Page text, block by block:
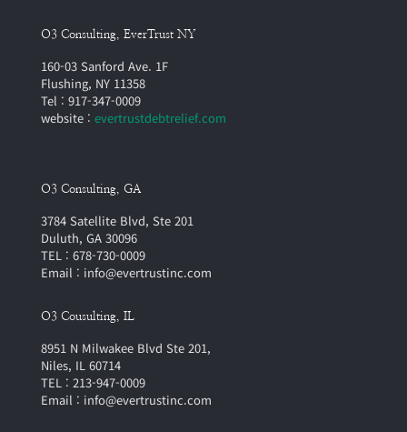
O3 Consulting, EverTrust NY
160-03 Sanford Ave. 1F
Flushing, NY 11358
Tel : 917-347-0009
website : evertrustdebtrelief.com
O3 Consulting, GA
3784 Satellite Blvd, Ste 201
Duluth, GA 30096
TEL : 678-730-0009
Email : info@evertrustinc.com
O3 Cousulting, IL
8951 N Milwakee Blvd Ste 201,
Niles, IL 60714
TEL : 213-947-0009
Email : info@evertrustinc.com